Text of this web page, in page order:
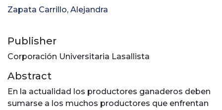
Zapata Carrillo, Alejandra
Publisher
Corporación Universitaria Lasallista
Abstract
En la actualidad los productores ganaderos deben
sumarse a los muchos productores que enfrentan